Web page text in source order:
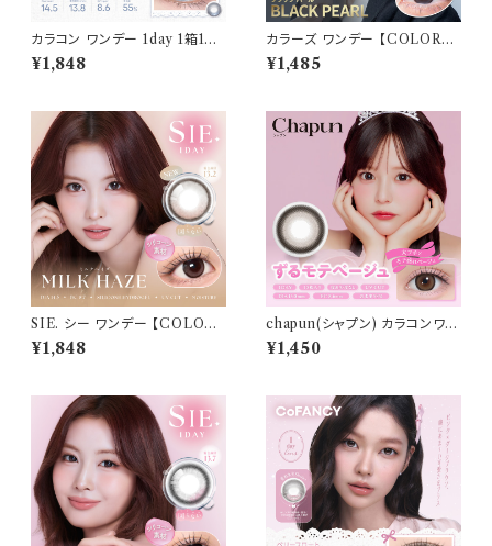
カラコン ワンデー 1day 1箱10
枚入り コファンシー【COLOR：
ステラグミー】 度あり 度なし 1
奥目 盛れる水光 自然 透明感 1
日使い捨て 紫外線 UVカット 高
含水
¥1,848
カラーズ ワンデー 【COLOR：
ブラックパール】 カラコン 1箱10
枚 14.2mm 一条響 度あり 度な
コンタクト コンタクトレンズ
¥1,485
SIE. シー ワンデー 【COLOR：
ミルクヘイズ 】 1箱10枚入 シリ
コーン 回らない水光レンズ MO
カラーコンタクト ナチュラル ブ
ラック ブラウン 裸眼風 フチ ベ
ージュ グレー 1日使い捨て
¥1,848
chapun(シャプン) カラコンワン
デー【COLOR：ずるモテベージ
ュ】1箱10枚 デイリー 使い捨て
日 高含水 カラコン カラー コン
タクト コンタクトレンズ
¥1,450